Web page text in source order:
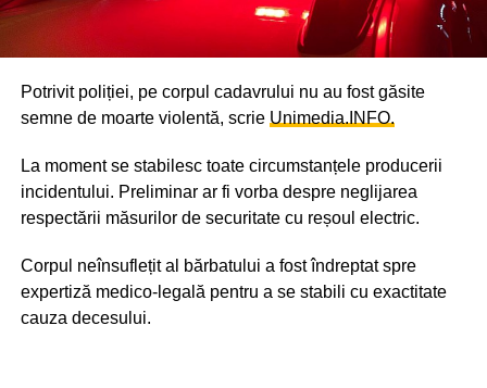
Potrivit poliției, pe corpul cadavrului nu au fost găsite
semne de moarte violentă, scrie Unimedia.INFO.
La moment se stabilesc toate circumstanțele producerii
incidentului. Preliminar ar fi vorba despre neglijarea
respectării măsurilor de securitate cu reșoul electric.
Corpul neînsuflețit al bărbatului a fost îndreptat spre
expertiză medico-legală pentru a se stabili cu exactitate
cauza decesului.